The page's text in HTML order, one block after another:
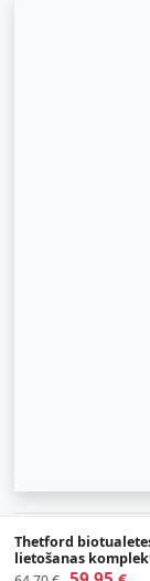
Thetford
lietošanas
©